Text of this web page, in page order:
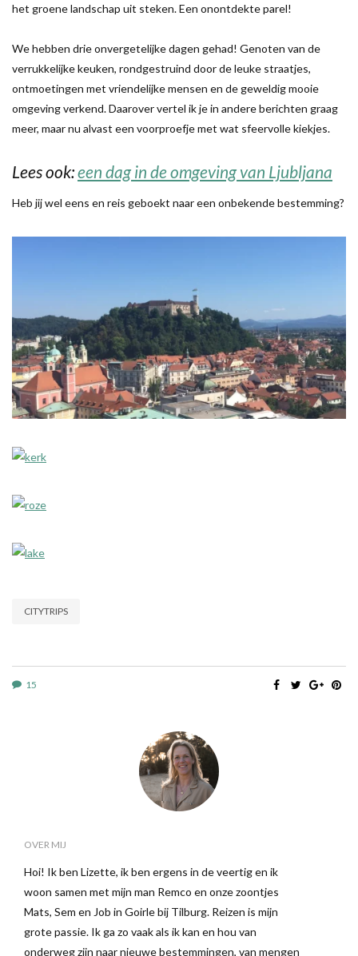
het groene landschap uit steken. Een onontdekte parel!
We hebben drie onvergetelijke dagen gehad! Genoten van de
verrukkelijke keuken, rondgestruind door de leuke straatjes,
ontmoetingen met vriendelijke mensen en de geweldig mooie
omgeving verkend. Daarover vertel ik je in andere berichten graag
meer, maar nu alvast een voorproefje met wat sfeervolle kiekjes.
Lees ook:een dag in de omgeving van Ljubljana
Heb jij wel eens en reis geboekt naar een onbekende bestemming?
CITYTRIPS
15
OVER MIJ
Hoi! Ik ben Lizette, ik ben ergens in de veertig en ik
woon samen met mijn man Remco en onze zoontjes
Mats, Sem en Job in Goirle bij Tilburg. Reizen is mijn
grote passie. Ik ga zo vaak als ik kan en hou van
onderweg zijn naar nieuwe bestemmingen, van mengen